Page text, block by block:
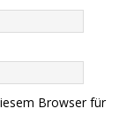
Browser für